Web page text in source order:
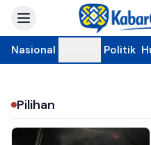
Nasional Politik
Pilihan